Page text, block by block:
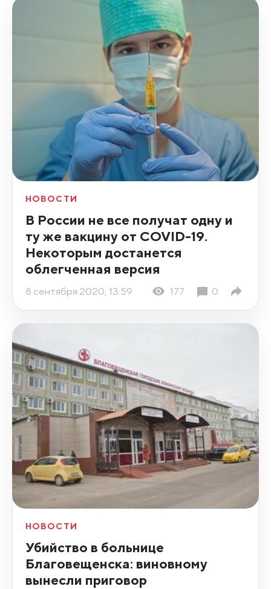
НОВОСТИ
В России не все получат одну и
ту же вакцину от COVID-19.
Некоторым достанется
облегченная версия
8 сентября 2020, 13:59 177 0
НОВОСТИ
Убийство в больнице
Благовещенска: виновному
вынесли приговор